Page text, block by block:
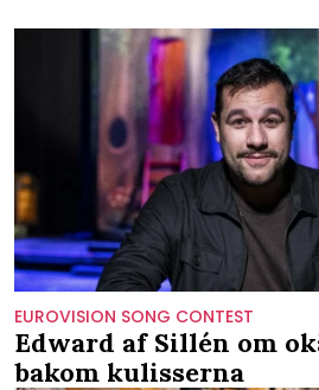
EUROVISION SONG CONTEST
Edward af Sillén om
bakom kulisserna